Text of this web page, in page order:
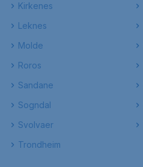
Kirkenes
Leknes
Molde
Roros
Sandane
Sogndal
Svolvaer
Trondheim